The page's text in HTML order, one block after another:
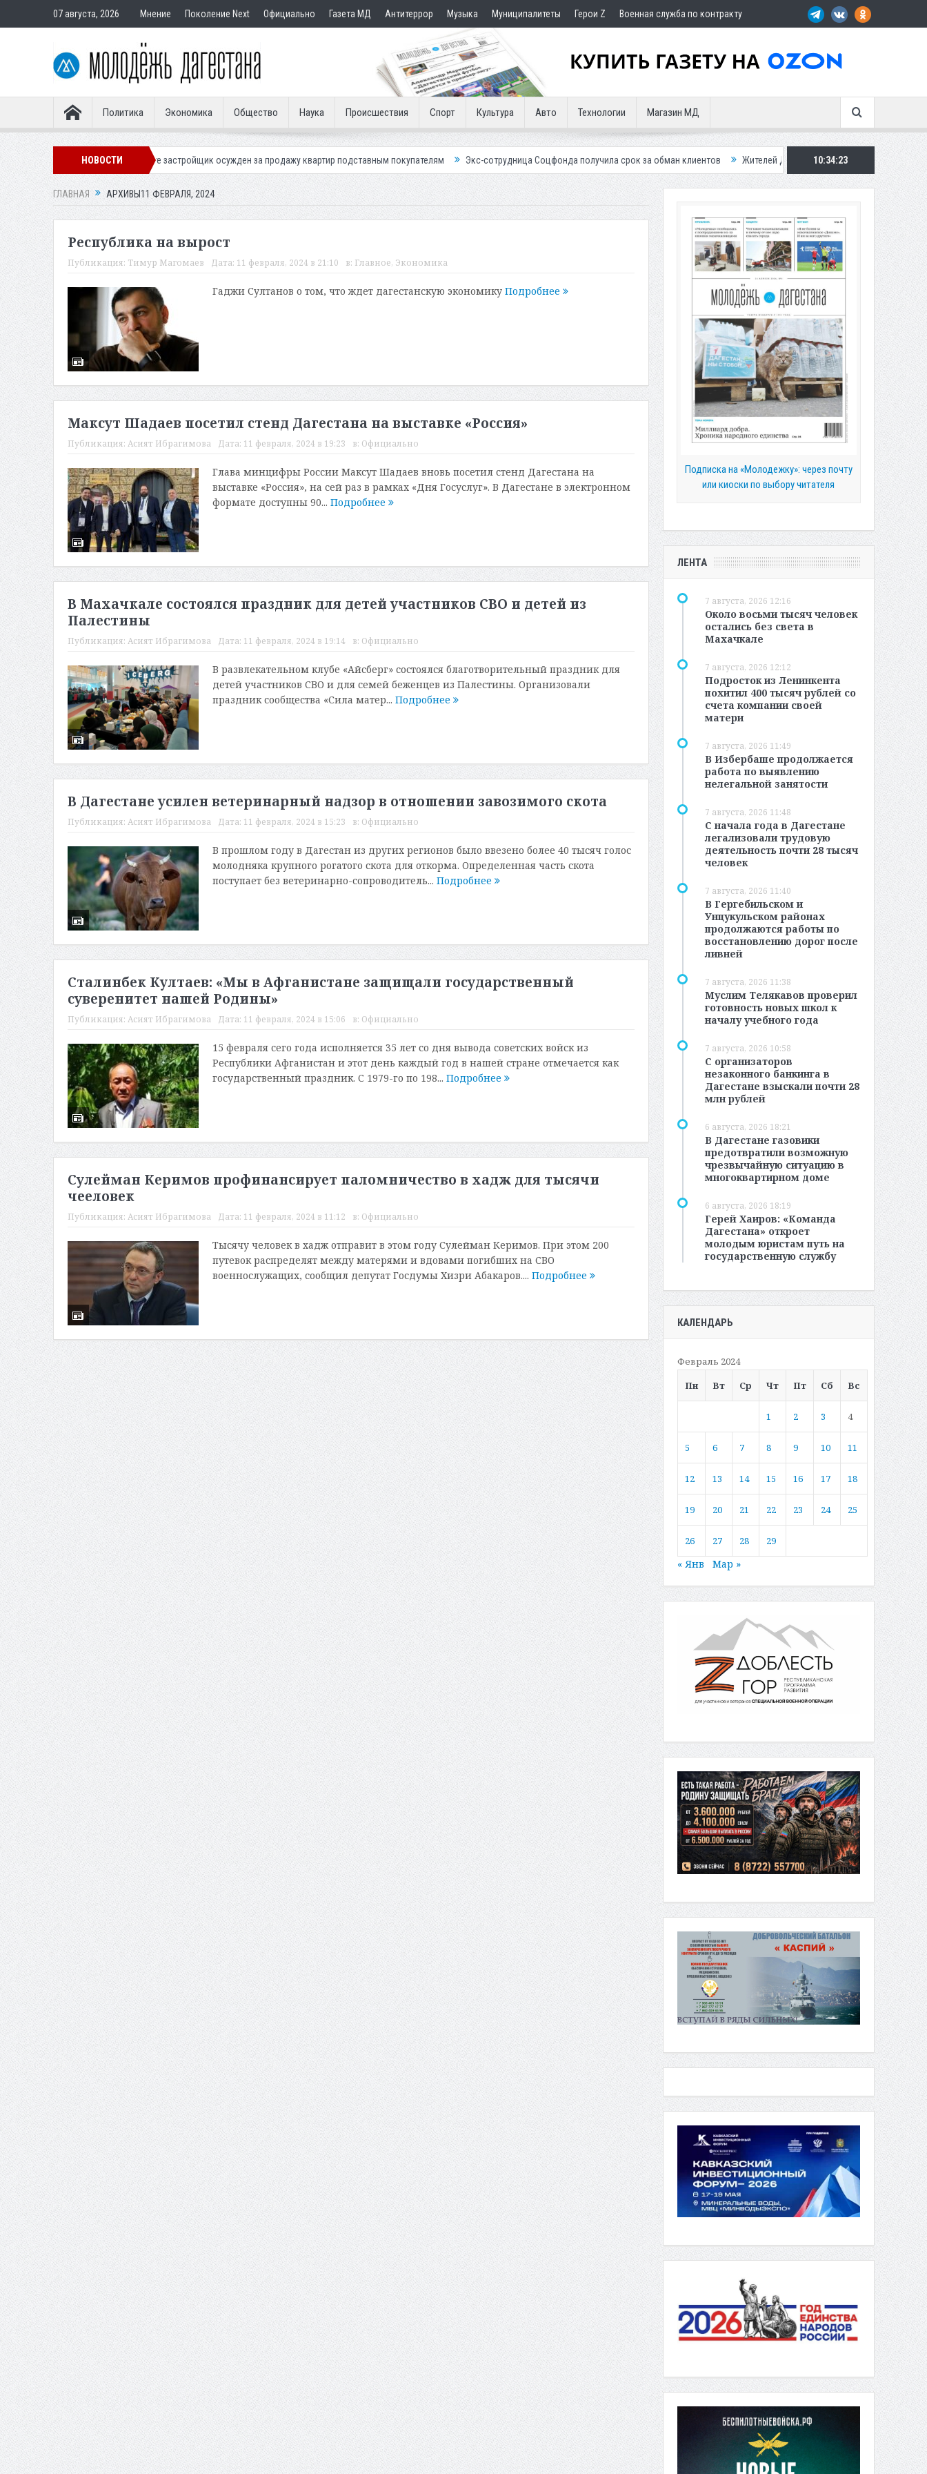
07 августа, 2026 Мнение Поколение Next Официально Газета МД Антитеррор Музыка Муниципалитеты Герои Z Военная служба по контракту
Политика Экономика Общество Наука Происшествия Спорт Культура Авто Технологии Магазин МД
НОВОСТИ
В Дербенте застройщик осужден за продажу квартир подставным покупателям Экс-сотрудница Соцфонда получила срок за обман клиентов Жителей Дагестана приглашает в «Госуслуги Дом»
10:34:24
ГЛАВНАЯ АРХИВЫ11 ФЕВРАЛЯ, 2024
Республика на вырост
Публикация: Тимур Магомаев Дата: 11 февраля, 2024 в 21:10 в: Главное, Экономика
Гаджи Султанов о том, что ждет дагестанскую экономику Подробнее
Максут Шадаев посетил стенд Дагестана на выставке «Россия»
Публикация: Асият Ибрагимова Дата: 11 февраля, 2024 в 19:23 в: Официально
Глава минцифры России Максут Шадаев вновь посетил стенд Дагестана на
выставке «Россия», на сей раз в рамках «Дня Госуслуг». В Дагестане в электронном
формате доступны 90... Подробнее
В Махачкале состоялся праздник для детей участников СВО и детей из
Палестины
Публикация: Асият Ибрагимова Дата: 11 февраля, 2024 в 19:14 в: Официально
В развлекательном клубе «Айсберг» состоялся благотворительный праздник для
детей участников СВО и для семей беженцев из Палестины. Организовали
праздник сообщества «Сила матер... Подробнее
В Дагестане усилен ветеринарный надзор в отношении завозимого скота
Публикация: Асият Ибрагимова Дата: 11 февраля, 2024 в 15:23 в: Официально
В прошлом году в Дагестан из других регионов было ввезено более 40 тысяч голос
молодняка крупного рогатого скота для откорма. Определенная часть скота
поступает без ветеринарно-сопроводитель... Подробнее
Сталинбек Култаев: «Мы в Афганистане защищали государственный
суверенитет нашей Родины»
Публикация: Асият Ибрагимова Дата: 11 февраля, 2024 в 15:06 в: Официально
15 февраля сего года исполняется 35 лет со дня вывода советских войск из
Республики Афганистан и этот день каждый год в нашей стране отмечается как
государственный праздник. С 1979-го по 198... Подробнее
Сулейман Керимов профинансирует паломничество в хадж для тысячи
чееловек
Публикация: Асият Ибрагимова Дата: 11 февраля, 2024 в 11:12 в: Официально
Тысячу человек в хадж отправит в этом году Сулейман Керимов. При этом 200
путевок распределят между матерями и вдовами погибших на СВО
военнослужащих, сообщил депутат Госдумы Хизри Абакаров.... Подробнее
Подписка на «Молодежку»: через почту
или киоски по выбору читателя
ЛЕНТА
7 августа, 2026 12:16
Около восьми тысяч человек
остались без света в
Махачкале
7 августа, 2026 12:12
Подросток из Ленинкента
похитил 400 тысяч рублей со
счета компании своей
матери
7 августа, 2026 11:49
В Избербаше продолжается
работа по выявлению
нелегальной занятости
7 августа, 2026 11:48
С начала года в Дагестане
легализовали трудовую
деятельность почти 28 тысяч
человек
7 августа, 2026 11:40
В Гергебильском и
Унцукульском районах
продолжаются работы по
восстановлению дорог после
ливней
7 августа, 2026 11:38
Муслим Телякавов проверил
готовность новых школ к
началу учебного года
7 августа, 2026 10:58
С организаторов
незаконного банкинга в
Дагестане взыскали почти 28
млн рублей
6 августа, 2026 18:21
В Дагестане газовики
предотвратили возможную
чрезвычайную ситуацию в
многоквартирном доме
6 августа, 2026 18:19
Герей Хаиров: «Команда
Дагестана» откроет
молодым юристам путь на
государственную службу
КАЛЕНДАРЬ
Февраль 2024
Пн
Вт Ср Чт Пт Сб Вс
1 2 3 4
5 6 7 8 9 10 11
12 13 14 15 16 17 18
19 20 21 22 23 24 25
26 27 28 29
« Янв Мар »